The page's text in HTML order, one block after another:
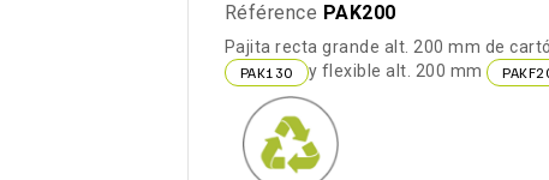
Référence PAK200
Pajita recta grande alt. 200 mm de
PAK130 y flexible alt. 200 mm